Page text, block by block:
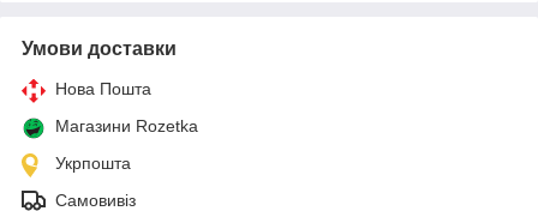
Умови доставки
Нова Пошта
Магазини Rozetka
Укрпошта
Самовивіз